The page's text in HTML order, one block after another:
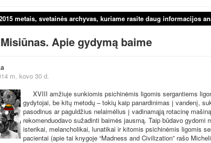
metais, svetainės archyvas, kuriame rasite daug informacijos
Apie gydymą baime
m. kovo 30 d.
XVIII amžiuje sunkiomis psichinėmis ligomis sergantiems
gydytojai, be kitų metodų – tokių kaip panardinimas į vandenį,
pasodinus ar paguldžius nelaimėlius į vadinamąją rotacinę
rekomenduodavo sužadinti baimės jausmą. Taip būdavo gydomi
isterikai, melancholikai, lunatikai ir kitomis psichinėmis ligomis
pacientai (apie tai knygoje “Madness and Civilization” rašo